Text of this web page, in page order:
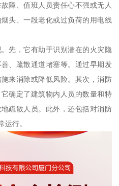
障、值班人员责任心不强或无人
头、一段老化或过负荷的用电线
先，它有助于识别潜在的火灾隐
、疏散通道堵塞等。通过早期发
来消除或降低风险。其次，消防
确定了建筑物内人员的数量和特
疏散人员。此外，还包括对消防
运行。